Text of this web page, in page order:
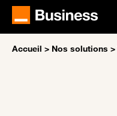
Accueil > Nos solutions >